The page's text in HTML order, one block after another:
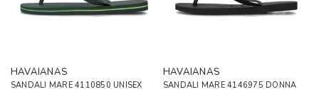
HAVAIANAS
SANDALI MARE 4110850 UNISEX
HAVAIANAS
SANDALI MARE 4146975 DONNA